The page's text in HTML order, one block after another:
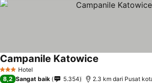
3 BintangHotel
Campanile Katowice
8,2 Sangat baik 5.354 2.3 km dari Pusat